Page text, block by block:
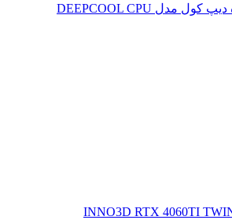
فن خنک کننده پردازنده دیپ کول مدل DEEPCOOL CPU